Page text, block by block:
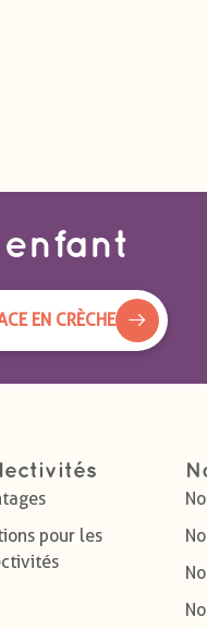
EN CRÈCHE
pour les